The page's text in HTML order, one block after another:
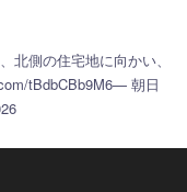
北側の住宅地に向かい、
tBdbCBb9M6— 朝日